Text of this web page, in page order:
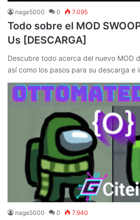
naga5000 0 7.095
Todo sobre el MOD
Us [DESCARGA]
Descubre todo acerca del nuevo MOD
así como los pasos para su descarga e
naga5000 0 7.940